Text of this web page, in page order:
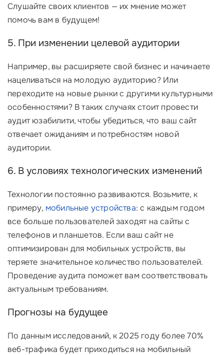
Слушайте своих клиентов — их мнение может
помочь вам в будущем!
5. При изменении целевой аудитории
Например, вы расширяете свой бизнес и начинаете
нацеливаться на молодую аудиторию? Или
переходите на новые рынки с другими культурными
особенностями? В таких случаях стоит провести
аудит юзабилити, чтобы убедиться, что ваш сайт
отвечает ожиданиям и потребностям новой
аудитории.
6. В условиях технологических изменений
Технологии постоянно развиваются. Возьмите, к
примеру, мобильные устройства: с каждым годом
все больше пользователей заходят на сайты с
телефонов и планшетов. Если ваш сайт не
оптимизирован для мобильных устройств, вы
теряете значительное количество пользователей.
Проведение аудита поможет вам соответствовать
актуальным требованиям.
Прогнозы на будущее
По данным исследований, к 2025 году более 70%
веб-трафика будет приходиться на мобильный